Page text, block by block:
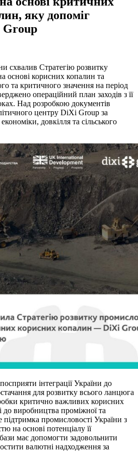
яку допоміг
Group
схвалив Стратегію розвитку
основі корисних копалин та
та критичного значення на період
операційний план заходів з її
Над розробкою документів
центру DiXi Group за
довкілля та сільського
інтеграції України до
для розвитку всього ланцюга
критично важливих корисних
до виробництва проміжної та
підтримка промисловості України з
на основі потенціалу її
має допомогти задовольнити
валютні надходження за